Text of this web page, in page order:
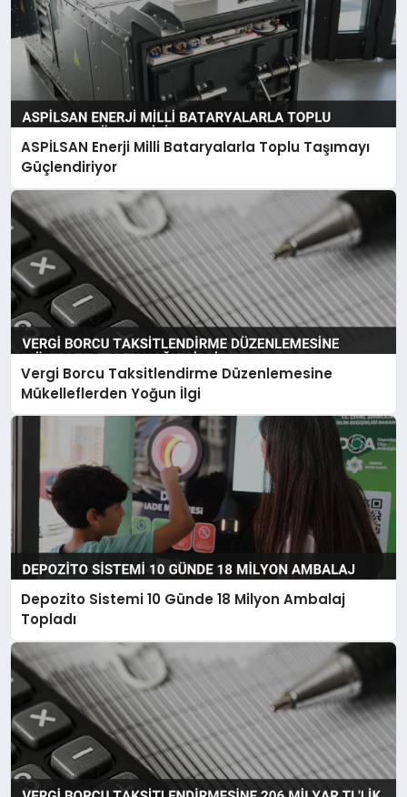
ASPİLSAN Enerji Milli Bataryalarla Toplu Taşımayı
Güçlendiriyor
Vergi Borcu Taksitlendirme Düzenlemesine
Mükelleflerden Yoğun İlgi
Depozito Sistemi 10 Günde 18 Milyon Ambalaj
Topladı